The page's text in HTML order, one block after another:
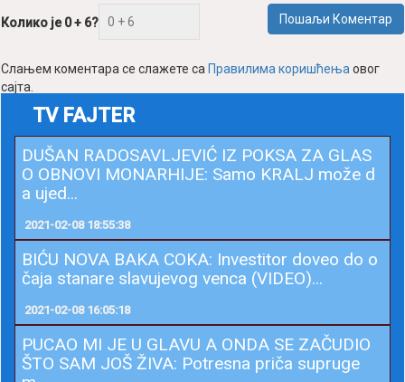
Колико је 0 + 6? Пошаљи Коментар
Слањем коментара се слажете са Правилима коришћењаовог
сајта.
TV FAJTER
DUŠAN RADOSAVLJEVIĆ IZ POKSA ZA GLAS
O OBNOVI MONARHIJE: Samo KRALJ može d
a ujed...
2021-02-08 18:55:38
BIĆU NOVA BAKA COKA: Investitor doveo do o
čaja stanare slavujevog venca (VIDEO)...
2021-02-08 16:05:18
PUCAO MI JE U GLAVU A ONDA SE ZAČUDIO
ŠTO SAM JOŠ ŽIVA: Potresna priča supruge